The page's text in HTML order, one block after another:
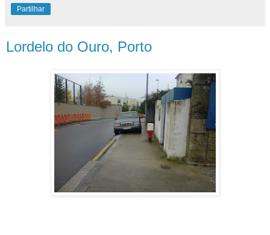
Partilhar
Lordelo do Ouro, Porto